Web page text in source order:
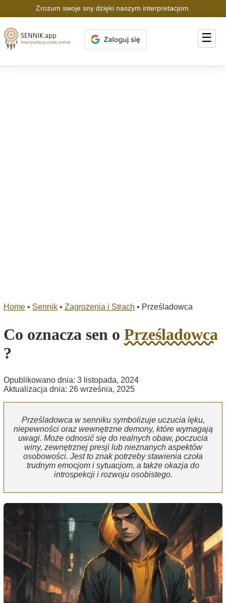
Zrozum swoje sny dzięki naszym interpretacjom.
☰
Home • Sennik • Zagrożenia i Strach • Prześladowca
Co oznacza sen o Prześladowca
?
Opublikowano dnia: 3 listopada, 2024
Aktualizacja dnia: 26 września, 2025
Prześladowca w senniku symbolizuje uczucia lęku,
niepewności oraz wewnętrzne demony, które wymagają
uwagi. Może odnosić się do realnych obaw, poczucia
winy, zewnętrznej presji lub nieznanych aspektów
osobowości. Jest to znak potrzeby stawienia czoła
trudnym emocjom i sytuacjom, a także okazja do
introspekcji i rozwoju osobistego.